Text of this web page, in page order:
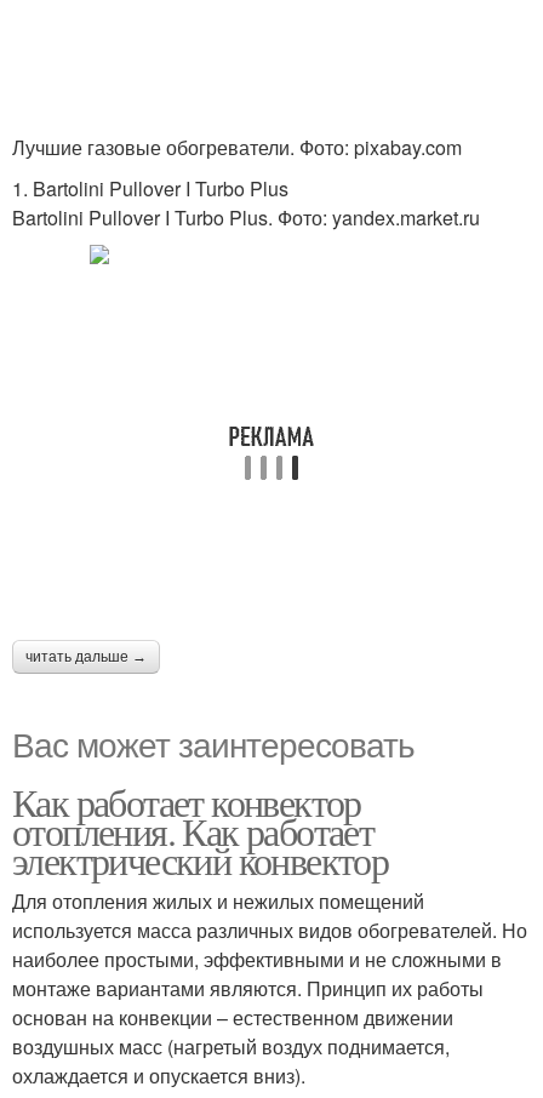
Лучшие газовые обогреватели. Фото: pixabay.com
1. Bartolini Pullover I Turbo Plus
Bartolini Pullover I Turbo Plus. Фото: yandex.market.ru
читать дальше →
Вас может заинтересовать
Как работает конвектор
отопления. Как работает
электрический конвектор
Для отопления жилых и нежилых помещений
используется масса различных видов обогревателей. Но
наиболее простыми, эффективными и не сложными в
монтаже вариантами являются. Принцип их работы
основан на конвекции – естественном движении
воздушных масс (нагретый воздух поднимается,
охлаждается и опускается вниз).